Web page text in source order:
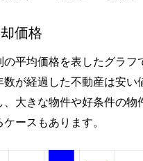
価格
平均価格を表したグラフ
が経過した不動産は安
、大きな物件や好条件の
ースもあります。